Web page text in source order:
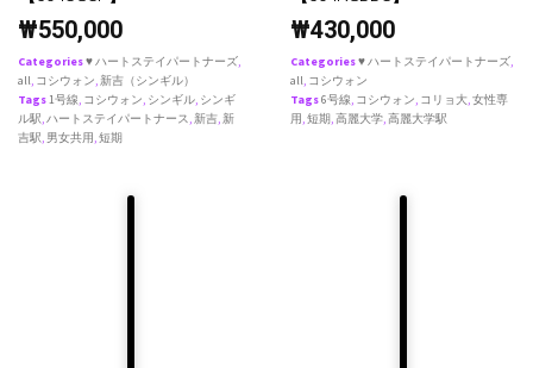
₩550,000
Categories♥ ハートステイパートナーズ,
all, コシウォン,新吉（シンギル）
Tags1号線, コシウォン, シンギル, シンギ
ル駅,ハートステイパートナース,新吉,新
吉駅, 男女共用,短期
₩430,000
Categories♥ ハートステイパートナーズ,
all, コシウォン
Tags6号線, コシウォン, コリョ大,女性専
用,短期,高麗大学,高麗大学駅